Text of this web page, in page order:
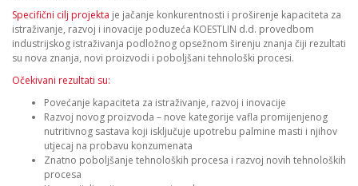
Specifični cilj projekta je jačanje konkurentnosti i proširenje kapaciteta za
istraživanje, razvoj i inovacije poduzeća KOESTLIN d.d. provedbom
industrijskog istraživanja podložnog opsežnom širenju znanja čiji rezultati
su nova znanja, novi proizvodi i poboljšani tehnološki procesi.
Očekivani rezultati su:
Povećanje kapaciteta za istraživanje, razvoj i inovacije
Razvoj novog proizvoda – nove kategorije vafla promijenjenog
nutritivnog sastava koji isključuje upotrebu palmine masti i njihov
utjecaj na probavu konzumenata
Znatno poboljšanje tehnoloških procesa i razvoj novih tehnoloških
procesa